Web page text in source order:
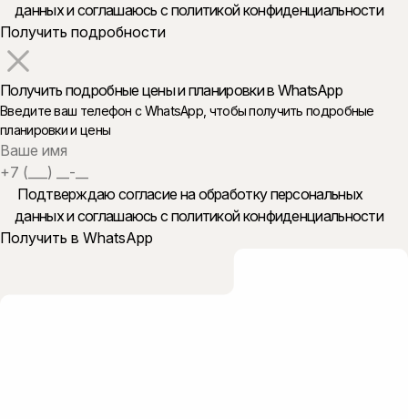
данных исоглашаюсь с политикой конфиденциальности
Получить подробные цены и планировки в WhatsApp
Введите ваш телефон c WhatsApp, чтобы получить подробные
планировки и цены
Подтверждаю согласие на обработку персональных
данных исоглашаюсь с политикой конфиденциальности